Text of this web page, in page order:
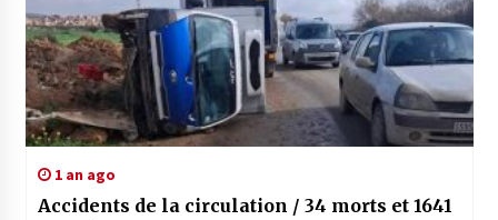
1 an ago
Accidents de la circulation / 34 morts et 1641